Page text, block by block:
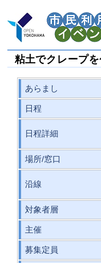
粘土でクレープ
あらまし
日程
日程詳細
場所/窓口
沿線
対象者層
主催
募集定員